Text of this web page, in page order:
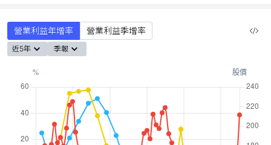
營業利益年增率 營業利益季增率
近5年 季報